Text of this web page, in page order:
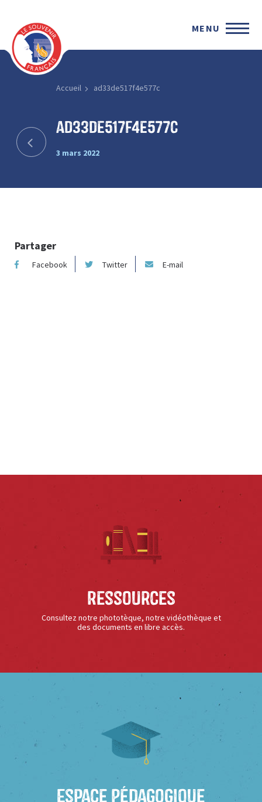
MENU
Accueil ad33de517f4e577c
ad33de517f4e577c
3 mars 2022
Partager
Facebook Twitter E-mail
Ressources
Consultez notre phototèque, notre vidéothèque et
des documents en libre accès.
Espace Pédagogique